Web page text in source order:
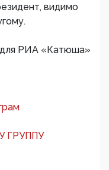
видимо
для РИА «Катюша»
ГРУППУ